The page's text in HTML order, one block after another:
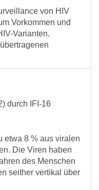
von HIV
Vorkommen und
Varianten.
durch IFI-16
etwa 8 % aus viralen
Die Viren haben
des Menschen
seither vertikal über